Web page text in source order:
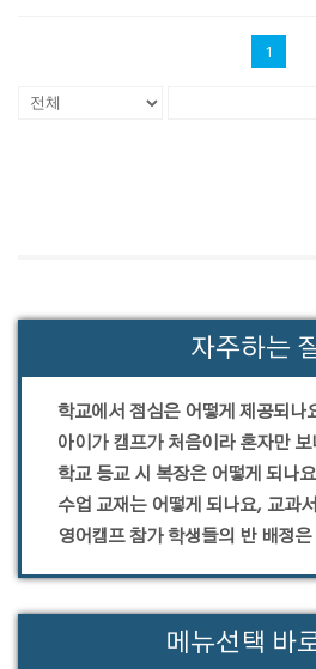
1
자주하는
학교에서 점심은 어떻게 제공되나
아이가 캠프가 처음이라 혼자만 보
학교 등교 시 복장은 어떻게 되나
수업 교재는 어떻게 되나요, 교과
영어캠프 참가 학생들의 반 배정
메뉴선택 바